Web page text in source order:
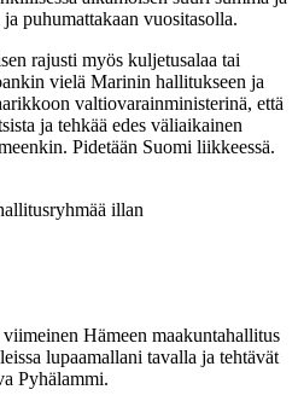
puhumattakaan vuositasolla.
rajusti myös kuljetusalaa tai
vielä Marinin hallitukseen ja
valtiovarainministerinä, että
ja tehkää edes väliaikainen
Pidetään Suomi liikkeessä.
illan
Hämeen maakuntahallitus
lupaamallani tavalla ja tehtävät
Pyhälammi.